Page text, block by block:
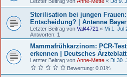
Sterilisation bei jungen
Entscheidung? | Antenne
Letzter Beitrag von Val44721 « Mi 1. Jul
Antworten: 1
Mammafrühkarzinom: PCR-
erkennen | Deutsches Ärzteblatt
Letzter Beitrag von Anne-Mette « Di 30.
Bewertung: 0.01%